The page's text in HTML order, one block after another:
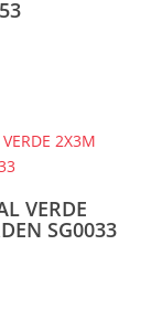
VERDE
SG0033